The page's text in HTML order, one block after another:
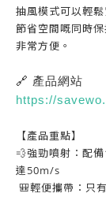
抽風模式可以輕
節省空間嘅同時
非常方便。
🔗 產品網站
https://
【產品重點】
💨強勁噴射：配
達50m/s
🎒輕便攜帶：只